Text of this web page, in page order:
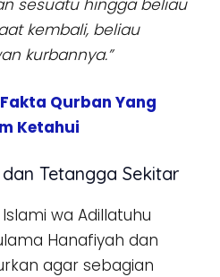
kembali, beliau
kurbannya.”
Qurban Yang
Ketahui
Tetangga Sekitar
wa Adillatuhu
Hanafiyah dan
agar sebagian